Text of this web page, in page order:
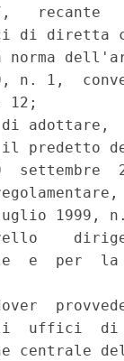
recante
di diretta
n. 1,
12;
adottare,
il predetto
settembre
1999,
e  per
uffici
centrale